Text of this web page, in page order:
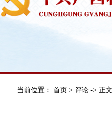
当前位置： 首页 > 评论 -> 正文